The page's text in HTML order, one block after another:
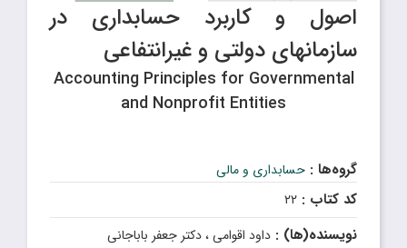
اصول و کاربرد حسابداری در
سازمانهای دولتی و غیرانتفاعی
Accounting Principles for Governmental
and Nonprofit Entities
گروه‌ها : حسابداری و مالی
کد کتاب : ۲۲
نویسنده(ها) : داود اقوامی ، دکتر جعفر باباجانی